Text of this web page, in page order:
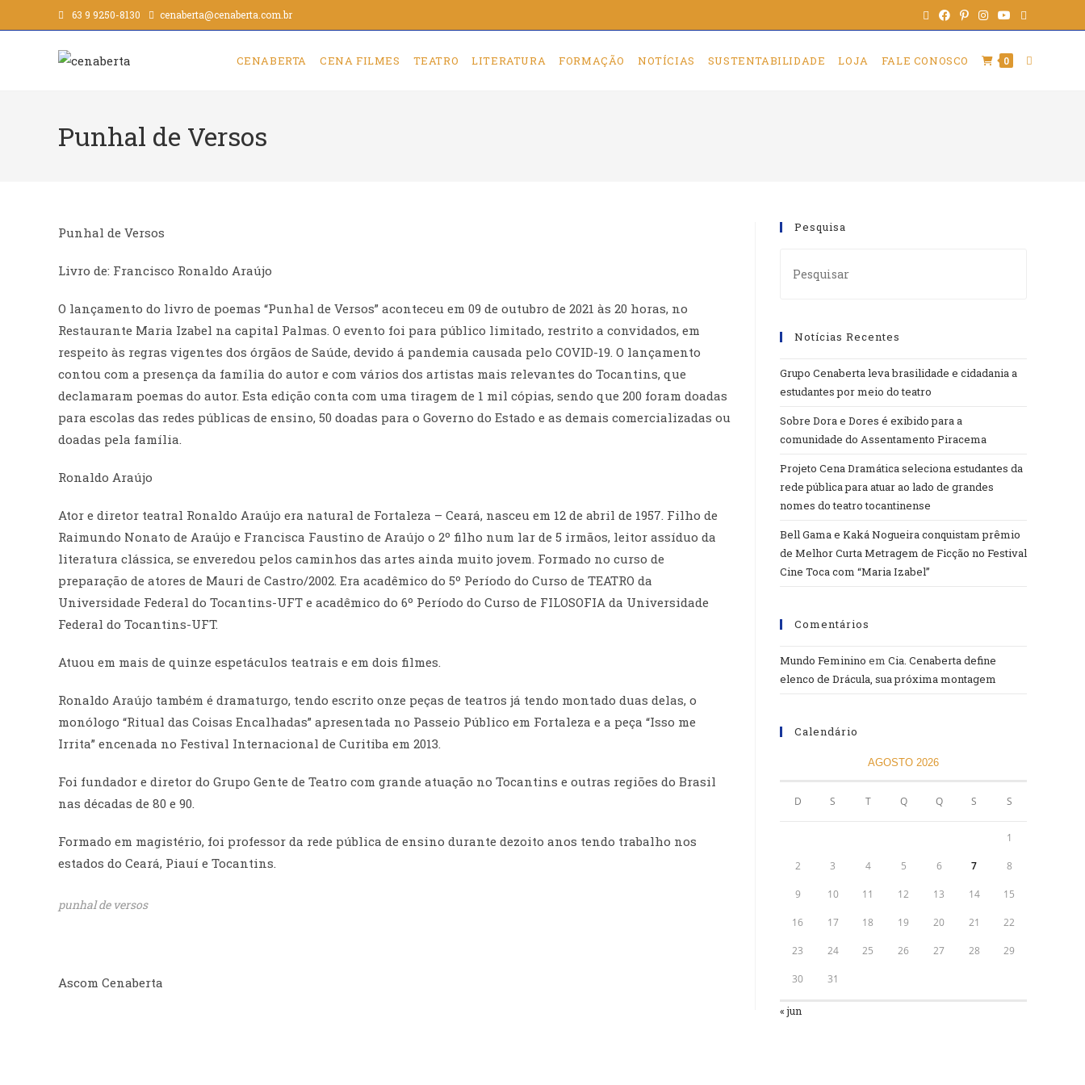
63 9 9250-8130 cenaberta@cenaberta.com.br
CENABERTA CENA FILMES TEATRO LITERATURA FORMAÇÃO NOTÍCIAS SUSTENTABILIDADE LOJA FALE CONOSCO 0
Punhal de Versos
Punhal de Versos
Livro de: Francisco Ronaldo Araújo
O lançamento do livro de poemas “Punhal de Versos” aconteceu em 09 de outubro de 2021 às 20 horas, no
Restaurante Maria Izabel na capital Palmas. O evento foi para público limitado, restrito a convidados, em
respeito às regras vigentes dos órgãos de Saúde, devido á pandemia causada pelo COVID-19. O lançamento
contou com a presença da família do autor e com vários dos artistas mais relevantes do Tocantins, que
declamaram poemas do autor. Esta edição conta com uma tiragem de 1 mil cópias, sendo que 200 foram doadas
para escolas das redes públicas de ensino, 50 doadas para o Governo do Estado e as demais comercializadas ou
doadas pela família.
Ronaldo Araújo
Ator e diretor teatral Ronaldo Araújo era natural de Fortaleza – Ceará, nasceu em 12 de abril de 1957. Filho de
Raimundo Nonato de Araújo e Francisca Faustino de Araújo o 2º filho num lar de 5 irmãos, leitor assíduo da
literatura clássica, se enveredou pelos caminhos das artes ainda muito jovem. Formado no curso de
preparação de atores de Mauri de Castro/2002. Era acadêmico do 5º Período do Curso de TEATRO da
Universidade Federal do Tocantins-UFT e acadêmico do 6º Período do Curso de FILOSOFIA da Universidade
Federal do Tocantins-UFT.
Atuou em mais de quinze espetáculos teatrais e em dois filmes.
Ronaldo Araújo também é dramaturgo, tendo escrito onze peças de teatros já tendo montado duas delas, o
monólogo “Ritual das Coisas Encalhadas” apresentada no Passeio Público em Fortaleza e a peça “Isso me
Irrita” encenada no Festival Internacional de Curitiba em 2013.
Foi fundador e diretor do Grupo Gente de Teatro com grande atuação no Tocantins e outras regiões do Brasil
nas décadas de 80 e 90.
Formado em magistério, foi professor da rede pública de ensino durante dezoito anos tendo trabalho nos
estados do Ceará, Piauí e Tocantins.
punhal de versos
Ascom Cenaberta
Pesquisa
Notícias Recentes
Grupo Cenaberta leva brasilidade e cidadania a
estudantes por meio do teatro
Sobre Dora e Dores é exibido para a
comunidade do Assentamento Piracema
Projeto Cena Dramática seleciona estudantes da
rede pública para atuar ao lado de grandes
nomes do teatro tocantinense
Bell Gama e Kaká Nogueira conquistam prêmio
de Melhor Curta Metragem de Ficção no Festival
Cine Toca com “Maria Izabel”
Comentários
Mundo Feminino em Cia. Cenaberta define
elenco de Drácula, sua próxima montagem
Calendário
AGOSTO 2026
D S T Q Q S S
1
2 3 4 5 6 7 8
9 10 11 12 13 14 15
16 17 18 19 20 21 22
23 24 25 26 27 28 29
30 31
« jun